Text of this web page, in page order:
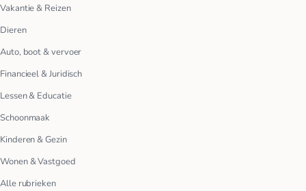
Vakantie & Reizen
Dieren
Auto, boot & vervoer
Financieel & Juridisch
Lessen & Educatie
Schoonmaak
Kinderen & Gezin
Wonen & Vastgoed
Alle rubrieken